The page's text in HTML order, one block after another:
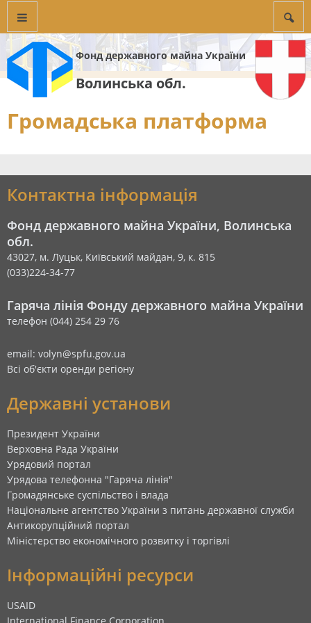
Фонд державного майна України
Волинська обл.
Громадська платформа
Контактна інформація
Фонд державного майна України, Волинська
обл.
43027, м. Луцьк, Київський майдан, 9, к. 815
(033)224-34-77
Гаряча лінія Фонду державного майна України
телефон (044) 254 29 76
email: volyn@spfu.gov.ua
Всі об'єкти оренди регіону
Державні установи
Президент України
Верховна Рада України
Урядовий портал
Урядова телефонна "Гаряча лінія"
Громадянське суспільство і влада
Національне агентство України з питань державної служби
Антикорупційний портал
Міністерство економічного розвитку і торгівлі
Інформаційні ресурси
USAID